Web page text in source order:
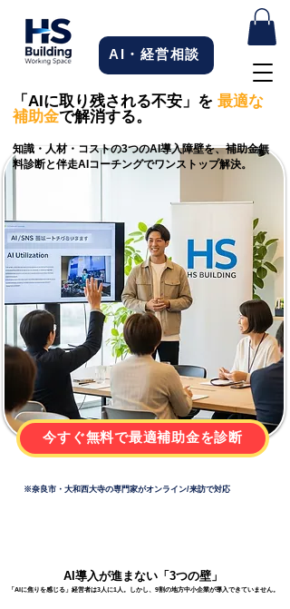
AI・経営相談
「AIに取り残される不安」を 最適な
補助金で解消する。
知識・人材・コストの3つのAI導入障壁を、補助金無
料診断と伴走AIコーチングでワンストップ解決。
今すぐ無料で最適補助金を診断
※奈良市・大和西大寺の専門家がオンライン/来訪で対応
AI導入が進まない「3つの壁」
「AIに焦りを感じる」経営者は3人に1人。しかし、9割の地方中小企業が導入できていません。